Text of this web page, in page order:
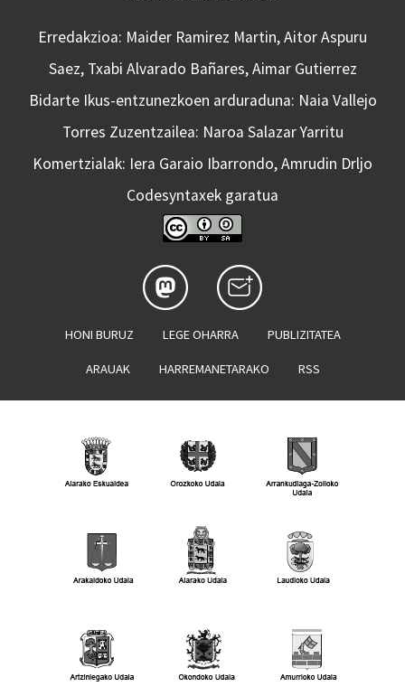
Erredakzioa: Maider Ramirez Martin, Aitor Aspuru
Saez, Txabi Alvarado Bañares, Aimar Gutierrez
Bidarte Ikus-entzunezkoen arduraduna: Naia Vallejo
Torres Zuzentzailea: Naroa Salazar Yarritu
Komertzialak: Iera Garaio Ibarrondo, Amrudin Drljo
Codesyntaxek garatua
HONI BURUZ LEGE OHARRA PUBLIZITATEA
ARAUAK HARREMANETARAKO RSS